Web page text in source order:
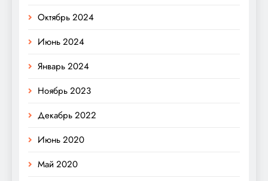
Октябрь 2024
Июнь 2024
Январь 2024
Ноябрь 2023
Декабрь 2022
Июнь 2020
Май 2020